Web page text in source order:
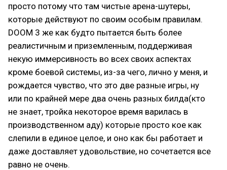
просто потому что там чистые арена-шутеры,
которые действуют по своим особым правилам.
DOOM 3 же как будто пытается быть более
реалистичным и приземленным, поддерживая
некую иммерсивность во всех своих аспектах
кроме боевой системы, из-за чего, лично у меня, и
рождается чувство, что это две разные игры, ну
или по крайней мере два очень разных билда(кто
не знает, тройка некоторое время варилась в
производственном аду) которые просто кое как
слепили в единое целое, и оно как бы работает и
даже доставляет удовольствие, но сочетается все
равно не очень.